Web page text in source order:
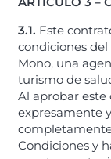
3.1. Este
condiciones
Mono, una
turismo de
Al aprobar este
expresamente
Condiciones y